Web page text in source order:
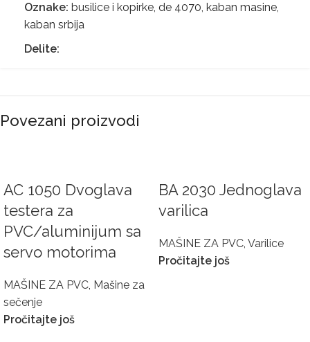
Oznake: busilice i kopirke, de 4070, kaban masine,
kaban srbija
Delite:
Povezani proizvodi
AC 1050 Dvoglava
testera za
PVC/aluminijum sa
servo motorima
MAŠINE ZA PVC, Mašine za
sečenje
Pročitajte još
BA 2030 Jednoglava
varilica
MAŠINE ZA PVC, Varilice
Pročitajte još